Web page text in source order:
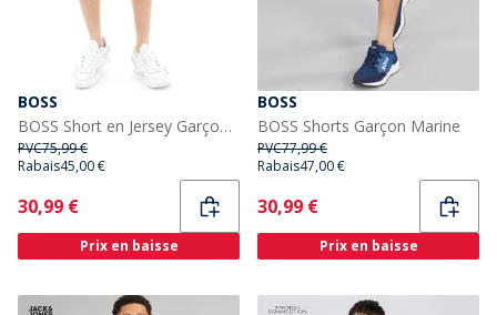
BOSS
BOSS Short en Jersey Garçon Marron
PVC75,99 €
Rabais45,00 €
Current
30,99 €
Prix en baisse
BOSS
BOSS Shorts Garçon Marine
PVC77,99 €
Rabais47,00 €
Current
30,99 €
Prix en baisse